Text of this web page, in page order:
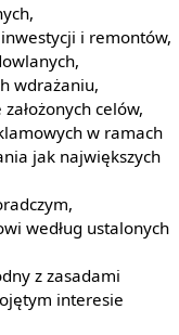
i remontów,
wdrażaniu,
celów,
w ramach
jak największych
według ustalonych
z zasadami
interesie